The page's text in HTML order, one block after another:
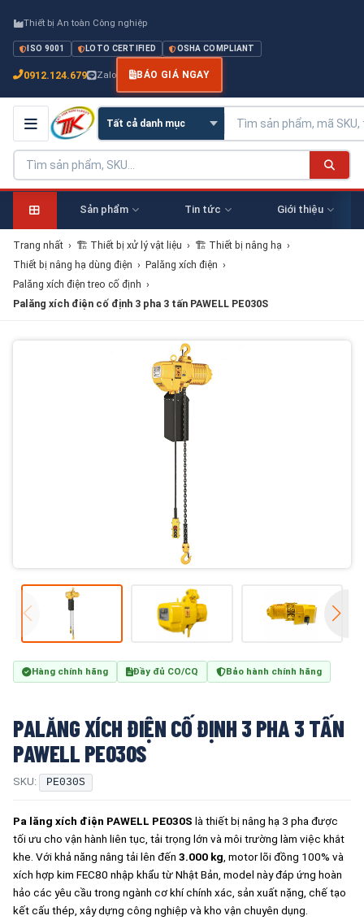
Thiết bị An toàn Công nghiệp
ISO 9001 LOTO CERTIFIED OSHA COMPLIANT
0912.124.679 Zalo BÁO GIÁ NGAY
Sản phẩm Tin tức Giới thiệu
Trang nhất › 🏗 Thiết bị xử lý vật liệu › 🏗 Thiết bị nâng hạ ›
Thiết bị nâng hạ dùng điện › Palăng xích điện ›
Palăng xích điện treo cố định ›
Palăng xích điện cố định 3 pha 3 tấn PAWELL PE030S
Hàng chính hãng Đầy đủ CO/CQ Bảo hành chính hãng
PALĂNG XÍCH ĐIỆN CỐ ĐỊNH 3 PHA 3 TẤN
PAWELL PE030S
SKU: PE030S
Pa lăng xích điện PAWELL PE030S là thiết bị nâng hạ 3 pha được
tối ưu cho vận hành liên tục, tải trọng lớn và môi trường làm việc khắt
khe. Với khả năng nâng tải lên đến 3.000 kg , motor lõi đồng 100% và
xích hợp kim FEC80 nhập khẩu từ Nhật Bản, model này đáp ứng hoàn
hảo các yêu cầu trong ngành cơ khí chính xác, sản xuất nặng, chế tạo
kết cấu thép, xây dựng công nghiệp và kho vận chuyên dụng.